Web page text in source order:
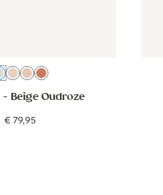
Beige Oudroze
Beige
RozeBeige Terra
- Beige Oudroze
€79,95